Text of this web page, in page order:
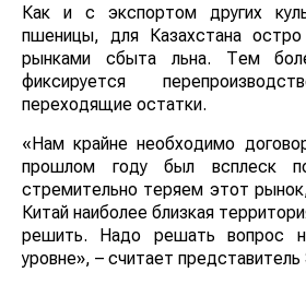
Как и с экспортом других
пшеницы, для Казахстана
рынками сбыта льна. Тем
фиксируется
переходящие остатки.
«Нам крайне необходимо
прошлом году был всплеск
стремительно теряем этот
Китай наиболее близкая
решить. Надо решать вопрос
уровне», – считает